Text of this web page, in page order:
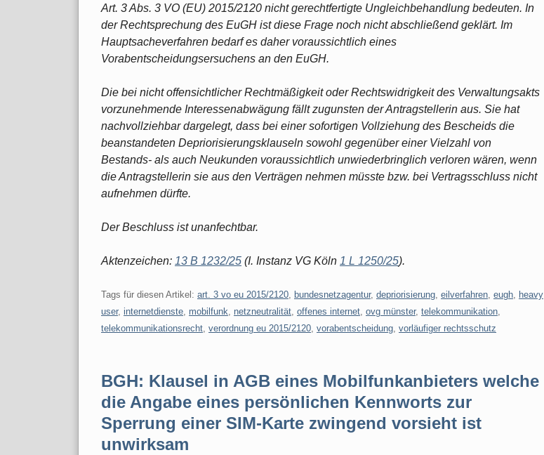
Art. 3 Abs. 3 VO (EU) 2015/2120 nicht gerechtfertigte Ungleichbehandlung bedeuten. In
der Rechtsprechung des EuGH ist diese Frage noch nicht abschließend geklärt. Im
Hauptsacheverfahren bedarf es daher voraussichtlich eines
Vorabentscheidungsersuchens an den EuGH.
Die bei nicht offensichtlicher Rechtmäßigkeit oder Rechtswidrigkeit des Verwaltungsakts
vorzunehmende Interessenabwägung fällt zugunsten der Antragstellerin aus. Sie hat
nachvollziehbar dargelegt, dass bei einer sofortigen Vollziehung des Bescheids die
beanstandeten Depriorisierungsklauseln sowohl gegenüber einer Vielzahl von
Bestands- als auch Neukunden voraussichtlich unwiederbringlich verloren wären, wenn
die Antragstellerin sie aus den Verträgen nehmen müsste bzw. bei Vertragsschluss nicht
aufnehmen dürfte.
Der Beschluss ist unanfechtbar.
Aktenzeichen: 13 B 1232/25 (I. Instanz VG Köln 1 L 1250/25).
Tags für diesen Artikel: art. 3 vo eu 2015/2120 bundesnetzagentur, depriorisierung eilverfahren eugh
heavy
user, internetdienste mobilfunk netzneutralität offenes internet ovg münster, telekommunikation
telekommunikationsrecht verordnung eu 2015/2120 vorabentscheidung vorläufiger rechtsschutz
BGH: Klausel in AGB eines Mobilfunkanbieters welche
die Angabe eines persönlichen Kennworts zur
Sperrung einer SIM-Karte zwingend vorsieht ist
unwirksam